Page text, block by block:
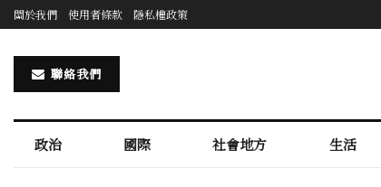
關於我們 使用者條款 隱私權政策
聯絡我們
政治 國際 社會地方 生活